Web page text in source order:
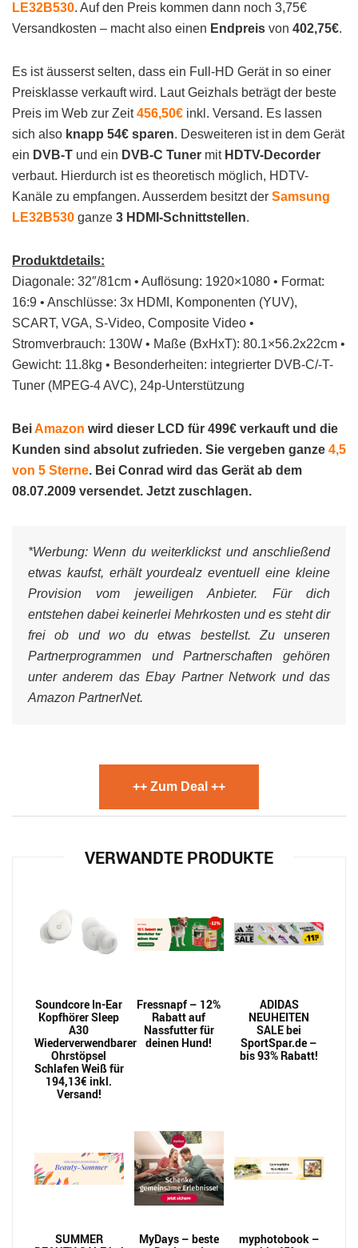
LE32B530. Auf den Preis kommen dann noch 3,75€
Versandkosten – macht also einen Endpreis von 402,75€.
Es ist äusserst selten, dass ein Full-HD Gerät in so einer
Preisklasse verkauft wird. Laut Geizhals beträgt der beste
Preis im Web zur Zeit456,50€ inkl. Versand. Es lassen
sich also knapp 54€ sparen. Desweiteren ist in dem Gerät
ein DVB-T und ein DVB-C Tuner mit HDTV-Decorder
verbaut. Hierdurch ist es theoretisch möglich, HDTV-
Kanäle zu empfangen. Ausserdem besitzt der Samsung
LE32B530 ganze 3 HDMI-Schnittstellen.
Produktdetails:
Diagonale: 32″/81cm • Auflösung: 1920×1080 • Format:
16:9 • Anschlüsse: 3x HDMI, Komponenten (YUV),
SCART, VGA, S-Video, Composite Video •
Stromverbrauch: 130W • Maße (BxHxT): 80.1×56.2x22cm •
Gewicht: 11.8kg • Besonderheiten: integrierter DVB-C/-T-
Tuner (MPEG-4 AVC), 24p-Unterstützung
BeiAmazon wird dieser LCD für 499€ verkauft und die
Kunden sind absolut zufrieden. Sie vergeben ganze 4,5
von 5 Sterne. Bei Conrad wird das Gerät ab dem
08.07.2009 versendet. Jetzt zuschlagen.
*Werbung: Wenn du weiterklickst und anschließend
etwas kaufst, erhält yourdealz eventuell eine kleine
Provision vom jeweiligen Anbieter. Für dich
entstehen dabei keinerlei Mehrkosten und es steht dir
frei ob und wo du etwas bestellst. Zu unseren
Partnerprogrammen und Partnerschaften gehören
unter anderem das Ebay Partner Network und das
Amazon PartnerNet.
++ Zum Deal ++
VERWANDTE PRODUKTE
Soundcore In-Ear
Kopfhörer Sleep
A30
Wiederverwendbarer
Ohrstöpsel
Schlafen Weiß für
194,13€ inkl.
Versand!
Fressnapf – 12%
Rabatt auf
Nassfutter für
deinen Hund!
ADIDAS
NEUHEITEN
SALE bei
SportSpar.de –
bis 93% Rabatt!
SUMMER
MyDays – beste
myphotobook –